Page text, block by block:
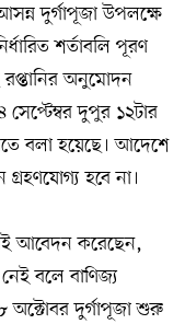
দুর্গাপূজা উপলক্ষে
শর্তাবলি পূরণ
রপ্তানির অনুমোদন
দুপুর ১২টার
বলা হয়েছে। আদেশে
হবে না।
আবেদন করেছেন,
বলে বাণিজ্য
অক্টোবর দুর্গাপূজা শুরু